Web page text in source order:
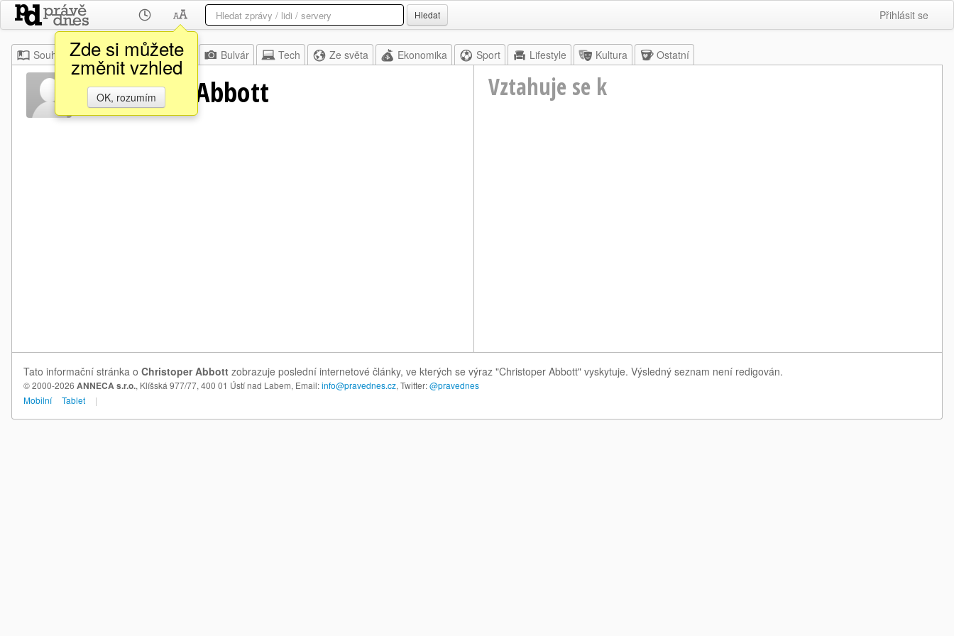
Zde si můžete
změnit vzhled
OK, rozumím
Hledat Přihlásit se
Souhrn Moje Z domova Bulvár Tech Ze světa Ekonomika Sport Lifestyle Kultura Ostatní
Christoper Abbott Vztahuje se k
Tato informační stránka o Christoper Abbott zobrazuje poslední internetové články, ve kterých se výraz "Christoper Abbott" vyskytuje. Výsledný seznam není redigován.
© 2000-2026 ANNECA s.r.o., Klíšská 977/77, 400 01 Ústí nad Labem, Email:info@pravednes.cz, Twitter:@pravednes
Mobilní
Tablet |